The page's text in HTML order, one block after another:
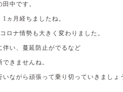
中です。
ヵ月経ちましたね。
ロナ情勢も大きく変わりました。
伴い、蔓延防止がでるなど
できませんね。
いながら頑張って乗り切っていきましょ